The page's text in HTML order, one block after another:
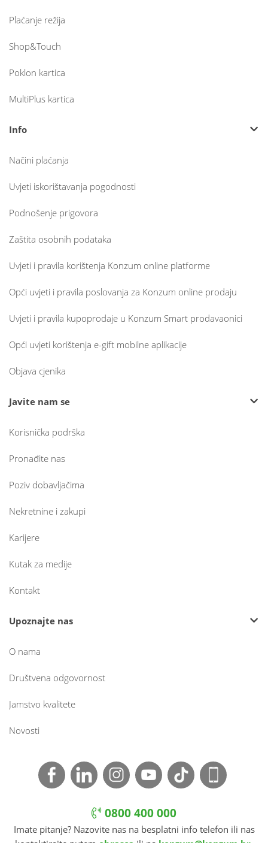
Plaćanje režija
Shop&Touch
Poklon kartica
MultiPlus kartica
Info
Načini plaćanja
Uvjeti iskorištavanja pogodnosti
Podnošenje prigovora
Zaštita osobnih podataka
Uvjeti i pravila korištenja Konzum online platforme
Opći uvjeti i pravila poslovanja za Konzum online prodaju
Uvjeti i pravila kupoprodaje u Konzum Smart prodavaonici
Opći uvjeti korištenja e-gift mobilne aplikacije
Objava cjenika
Javite nam se
Korisnička podrška
Pronađite nas
Poziv dobavljačima
Nekretnine i zakupi
Karijere
Kutak za medije
Kontakt
Upoznajte nas
O nama
Društvena odgovornost
Jamstvo kvalitete
Novosti
0800 400 000
Imate pitanje? Nazovite nas na besplatni info telefon ili nas